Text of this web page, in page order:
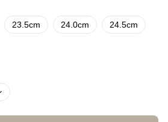
23.5cm 24.0cm 24.5cm